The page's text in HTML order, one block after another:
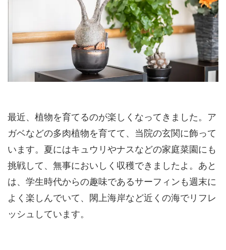
最近、植物を育てるのが楽しくなってきました。ア
ガベなどの多肉植物を育てて、当院の玄関に飾って
います。夏にはキュウリやナスなどの家庭菜園にも
挑戦して、無事においしく収穫できましたよ。あと
は、学生時代からの趣味であるサーフィンも週末に
よく楽しんでいて、閖上海岸など近くの海でリフレ
ッシュしています。